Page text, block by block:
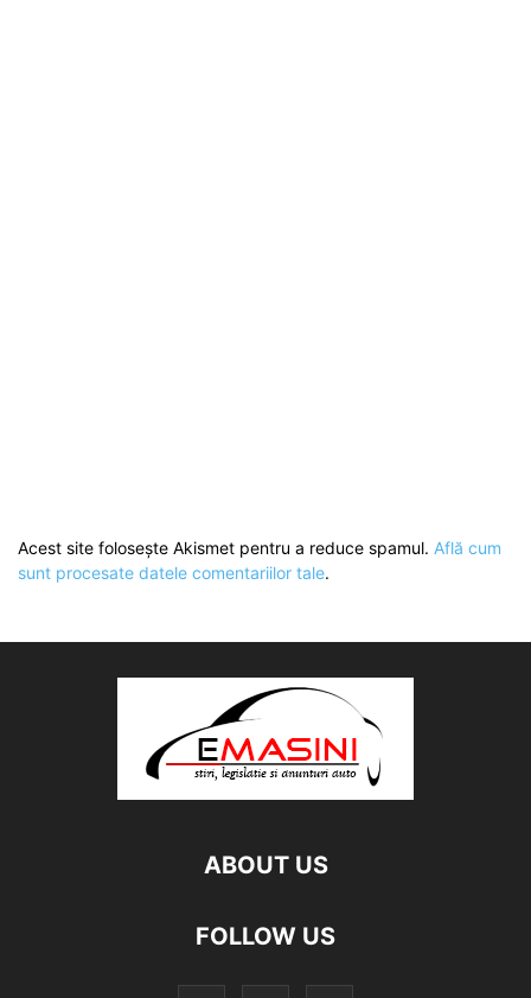
Acest site folosește Akismet pentru a reduce spamul. Află cum
sunt procesate datele comentariilor tale.
ABOUT US
FOLLOW US